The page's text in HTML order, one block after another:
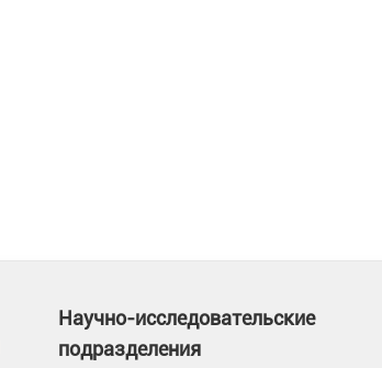
Научно-исследовательские
подразделения